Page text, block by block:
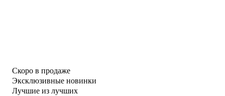
Скоро в продаже
Эксклюзивные новинки
Лучшие из лучших